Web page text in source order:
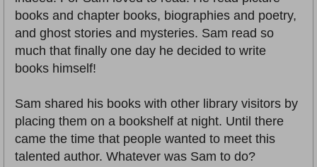
books and chapter books, biographies and poetry,
and ghost stories and mysteries. Sam read so
much that finally one day he decided to write
books himself!
Sam shared his books with other library visitors by
placing them on a bookshelf at night. Until there
came the time that people wanted to meet this
talented author. Whatever was Sam to do?